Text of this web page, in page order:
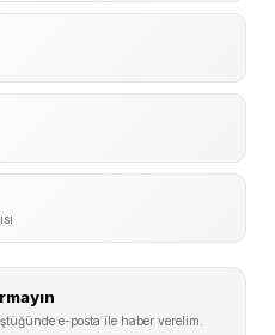
e-posta ile haber verelim.